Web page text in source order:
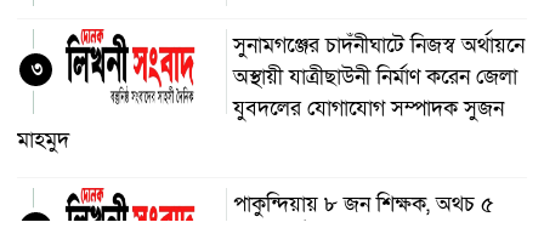
সুনামগঞ্জের চাদঁনীঘাটে নিজস্ব অর্থায়নে
অস্থায়ী যাত্রীছাউনী নির্মাণ করেন জেলা
যুবদলের যোগাযোগ সম্পাদক সুজন
মাহমুদ
৩
পাকুন্দিয়ায় ৮ জন শিক্ষক, অথচ ৫